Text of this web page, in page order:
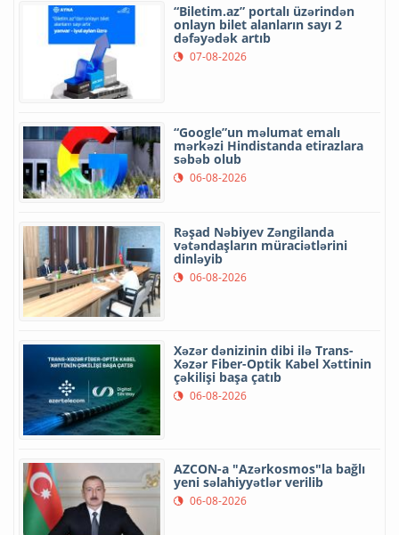
“Biletim.az” portalı üzərindən
onlayn bilet alanların sayı 2
dəfəyədək artıb
07-08-2026
“Google”un məlumat emalı
mərkəzi Hindistanda etirazlara
səbəb olub
06-08-2026
Rəşad Nəbiyev Zəngilanda
vətəndaşların müraciətlərini
dinləyib
06-08-2026
Xəzər dənizinin dibi ilə Trans-
Xəzər Fiber-Optik Kabel Xəttinin
çəkilişi başa çatıb
06-08-2026
AZCON-a "Azərkosmos"la bağlı
yeni səlahiyyətlər verilib
06-08-2026